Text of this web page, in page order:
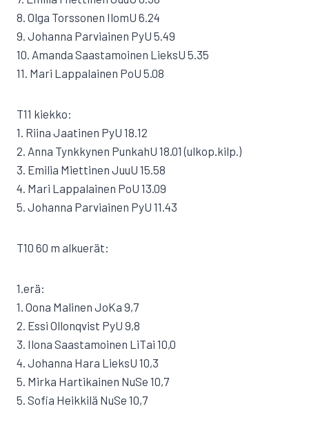
8. Olga Torssonen IlomU 6.24
9. Johanna Parviainen PyU 5.49
10. Amanda Saastamoinen LieksU 5.35
11. Mari Lappalainen PoU 5.08
T11 kiekko:
1. Riina Jaatinen PyU 18.12
2. Anna Tynkkynen PunkahU 18.01 (ulkop.kilp.)
3. Emilia Miettinen JuuU 15.58
4. Mari Lappalainen PoU 13.09
5. Johanna Parviainen PyU 11.43
T10 60 m alkuerät:
1.erä:
1. Oona Malinen JoKa 9,7
2. Essi Ollonqvist PyU 9,8
3. Ilona Saastamoinen LiTai 10,0
4. Johanna Hara LieksU 10,3
5. Mirka Hartikainen NuSe 10,7
5. Sofia Heikkilä NuSe 10,7